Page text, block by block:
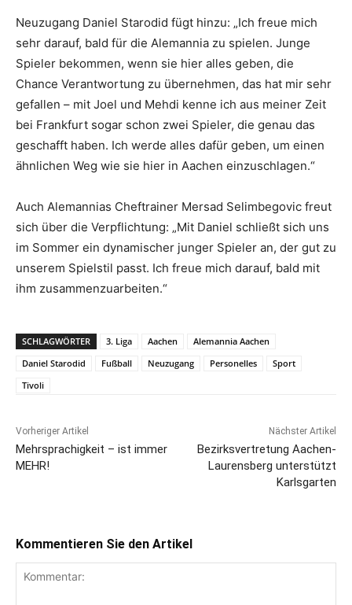
Neuzugang Daniel Starodid fügt hinzu: „Ich freue mich
sehr darauf, bald für die Alemannia zu spielen. Junge
Spieler bekommen, wenn sie hier alles geben, die
Chance Verantwortung zu übernehmen, das hat mir sehr
gefallen – mit Joel und Mehdi kenne ich aus meiner Zeit
bei Frankfurt sogar schon zwei Spieler, die genau das
geschafft haben. Ich werde alles dafür geben, um einen
ähnlichen Weg wie sie hier in Aachen einzuschlagen.“
Auch Alemannias Cheftrainer Mersad Selimbegovic freut
sich über die Verpflichtung: „Mit Daniel schließt sich uns
im Sommer ein dynamischer junger Spieler an, der gut zu
unserem Spielstil passt. Ich freue mich darauf, bald mit
ihm zusammenzuarbeiten.“
SCHLAGWÖRTER 3. Liga Aachen
Alemannia Aachen
Daniel Starodid
Fußball Neuzugang Personelles
Sport
Tivoli
Vorheriger Artikel
Mehrsprachigkeit – ist immer
MEHR!
Nächster Artikel
Bezirksvertretung Aachen-
Laurensberg unterstützt
Karlsgarten
Kommentieren Sie den Artikel